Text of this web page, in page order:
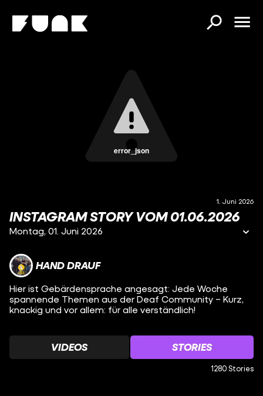
error_json
1. Juni 2026
INSTAGRAM STORY VOM 01.06.2026
Montag, 01. Juni 2026
HAND DRAUF
Hier ist Gebärdensprache angesagt: Jede Woche
spannende Themen aus der Deaf Community – Kurz,
knackig und vor allem: für alle verständlich!
VIDEOS STORIES
1280 Stories